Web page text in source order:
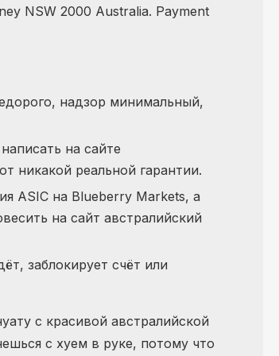
NSW 2000 Australia. Payment
надзор минимальный,
на сайте
никакой реальной гарантии.
ASIC на Blueberry Markets, а
на сайт австралийский
заблокирует счёт или
с красивой австралийской
с хуем в руке, потому что